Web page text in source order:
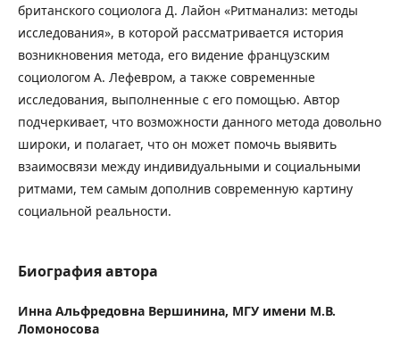
британского социолога Д. Лайон «Ритманализ: методы
исследования», в которой рассматривается история
возникновения метода, его видение французским
социологом А. Лефевром, а также современные
исследования, выполненные с его помощью. Автор
подчеркивает, что возможности данного метода довольно
широки, и полагает, что он может помочь выявить
взаимосвязи между индивидуальными и социальными
ритмами, тем самым дополнив современную картину
социальной реальности.
Биография автора
Инна Альфредовна Вершинина, МГУ имени М.В.
Ломоносова